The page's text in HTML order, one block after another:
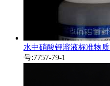
水中硝酸钾溶液标准物质
号:7757-79-1